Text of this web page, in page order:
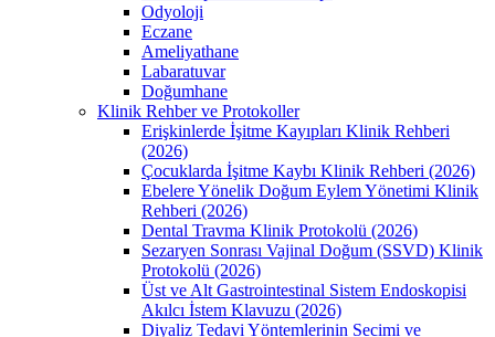
Odyoloji
Eczane
Ameliyathane
Labaratuvar
Doğumhane
Klinik Rehber ve Protokoller
Erişkinlerde İşitme Kayıpları Klinik Rehberi
(2026)
Çocuklarda İşitme Kaybı Klinik Rehberi (2026)
Ebelere Yönelik Doğum Eylem Yönetimi Klinik
Rehberi (2026)
Dental Travma Klinik Protokolü (2026)
Sezaryen Sonrası Vajinal Doğum (SSVD) Klinik
Protokolü (2026)
Üst ve Alt Gastrointestinal Sistem Endoskopisi
Akılcı İstem Klavuzu (2026)
Diyaliz Tedavi Yöntemlerinin Secimi ve